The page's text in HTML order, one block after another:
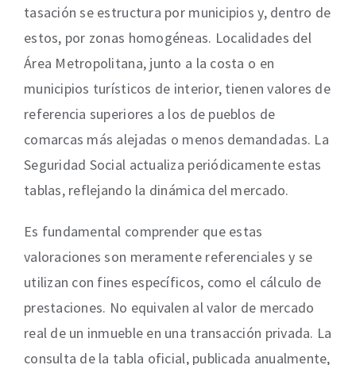
tasación se estructura por municipios y, dentro de
estos, por zonas homogéneas. Localidades del
Área Metropolitana, junto a la costa o en
municipios turísticos de interior, tienen valores de
referencia superiores a los de pueblos de
comarcas más alejadas o menos demandadas. La
Seguridad Social actualiza periódicamente estas
tablas, reflejando la dinámica del mercado.
Es fundamental comprender que estas
valoraciones son meramente referenciales y se
utilizan con fines específicos, como el cálculo de
prestaciones. No equivalen al valor de mercado
real de un inmueble en una transacción privada. La
consulta de la tabla oficial, publicada anualmente,